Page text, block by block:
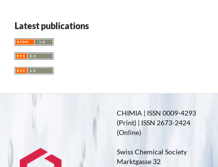
Latest publications
CHIMIA | ISSN 0009-4293
(Print) | ISSN 2673-2424
(Online)
Swiss Chemical Society
Marktgasse 32